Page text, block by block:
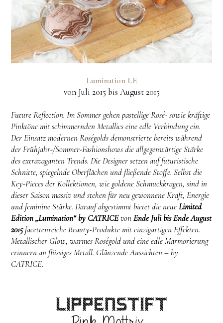
Lumination LE
von Juli 2015 bis August 2015
Future Reflection. Im Sommer gehen pastellige Rosé- sowie kräftige
Pinktöne mit schimmernden Metallics eine edle Verbindung ein.
Der Einsatz modernen Roségolds demonstrierte bereits während
der Frühjahr-/Sommer-Fashionshows die allgegenwärtige Stärke
des extravaganten Trends. Die Designer setzen auf futuristische
Schnitte, spiegelnde Oberflächen und fließende Stoffe. Selbst die
Key-Pieces der Kollektionen, wie goldene Schmuckkragen, sind in
dieser Saison massiv und stehen für neu gewonnene Kraft, Energie
und feminine Stärke. Darauf abgestimmt bietet die neueLimited
Edition „Lumination“ by CATRICEvonEnde Juli bis Ende August
2015facettenreiche Beauty-Produkte mit einzigartigen Effekten.
Metallischer Glow, warmes Roségold und eine edle Marmorierung
erinnern an flüssiges Metall. Glänzende Aussichten – by
CATRICE.